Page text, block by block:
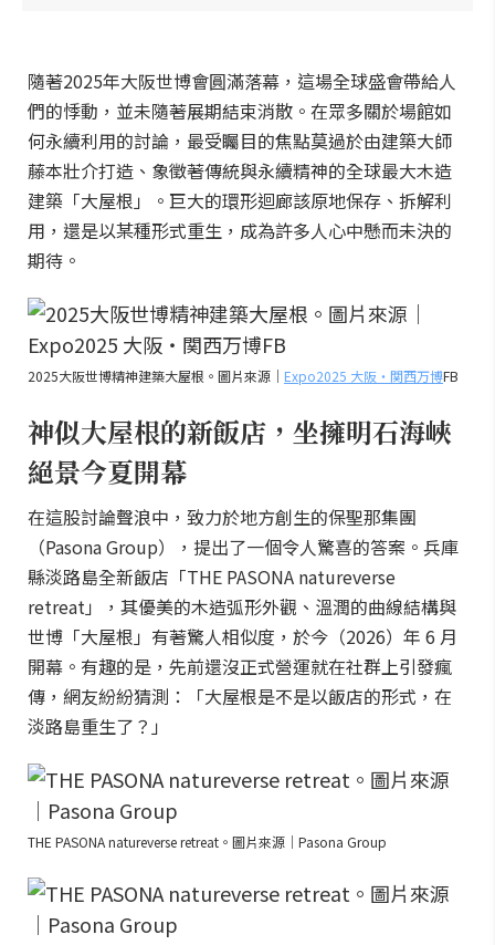
隨著2025年大阪世博會圓滿落幕，這場全球盛會帶給人
們的悸動，並未隨著展期結束消散。在眾多關於場館如
何永續利用的討論，最受矚目的焦點莫過於由建築大師
藤本壯介打造、象徵著傳統與永續精神的全球最大木造
建築「大屋根」。巨大的環形迴廊該原地保存、拆解利
用，還是以某種形式重生，成為許多人心中懸而未決的
期待。
2025大阪世博精神建築大屋根。圖片來源｜ Expo2025 大阪・関西万博FB
神似大屋根的新飯店，坐擁明石海峽
絕景今夏開幕
在這股討論聲浪中，致力於地方創生的保聖那集團
（Pasona Group），提出了一個令人驚喜的答案。兵庫
縣淡路島全新飯店「THE PASONA natureverse
retreat」，其優美的木造弧形外觀、溫潤的曲線結構與
世博「大屋根」有著驚人相似度，於今（2026）年 6 月
開幕。有趣的是，先前還沒正式營運就在社群上引發瘋
傳，網友紛紛猜測：「大屋根是不是以飯店的形式，在
淡路島重生了？」
THE PASONA natureverse retreat。圖片來源｜Pasona Group